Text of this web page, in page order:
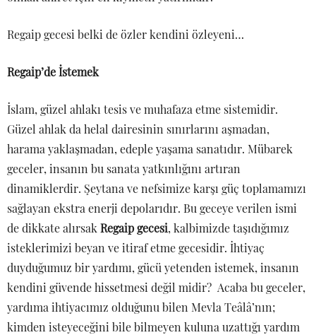
Regaip gecesi belki de özler kendini özleyeni…
Regaip’de İstemek
İslam, güzel ahlakı tesis ve muhafaza etme sistemidir.
Güzel ahlak da helal dairesinin sınırlarını aşmadan,
harama yaklaşmadan, edeple yaşama sanatıdır. Mübarek
geceler, insanın bu sanata yatkınlığını artıran
dinamiklerdir. Şeytana ve nefsimize karşı güç toplamamızı
sağlayan ekstra enerji depolarıdır. Bu geceye verilen ismi
de dikkate alırsak Regaip gecesi, kalbimizde taşıdığımız
isteklerimizi beyan ve itiraf etme gecesidir. İhtiyaç
duyduğumuz bir yardımı, gücü yetenden istemek, insanın
kendini güvende hissetmesi değil midir? Acaba bu geceler,
yardıma ihtiyacımız olduğunu bilen Mevla Teâlâ’nın;
kimden isteyeceğini bile bilmeyen kuluna uzattığı yardım